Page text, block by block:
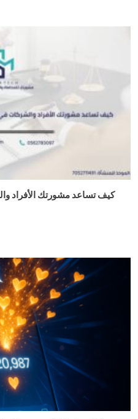
كيف تساعد مشورتك الأفراد